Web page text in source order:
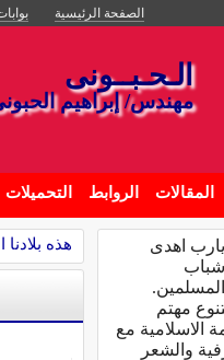
الصفحة الرئيسية
الـحـبــونى
مهندس/ إبراهيم
المقالات الروابط التحميلات
هذه بلادنا
يارب اهدى
شباب
المسلمين.
مهتم
الاسلامية مع
والشعر